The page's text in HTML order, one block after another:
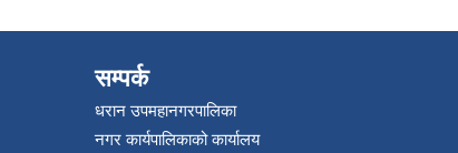
सम्पर्क
धरान उपमहानगरपालिका
नगर कार्यपालिकाको कार्यालय